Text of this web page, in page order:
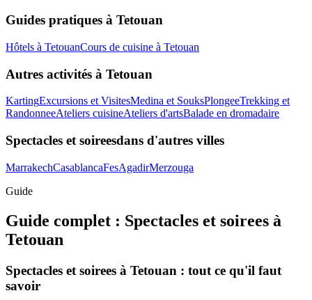
Guides pratiques à Tetouan
Hôtels à TetouanCours de cuisine à Tetouan
Autres activités à Tetouan
KartingExcursions et VisitesMedina et SouksPlongeeTrekking et
RandonneeAteliers cuisineAteliers d'artsBalade en dromadaire
Spectacles et soireesdans d'autres villes
MarrakechCasablancaFesAgadirMerzouga
Guide
Guide complet : Spectacles et soirees à
Tetouan
Spectacles et soirees à Tetouan : tout ce qu'il faut
savoir